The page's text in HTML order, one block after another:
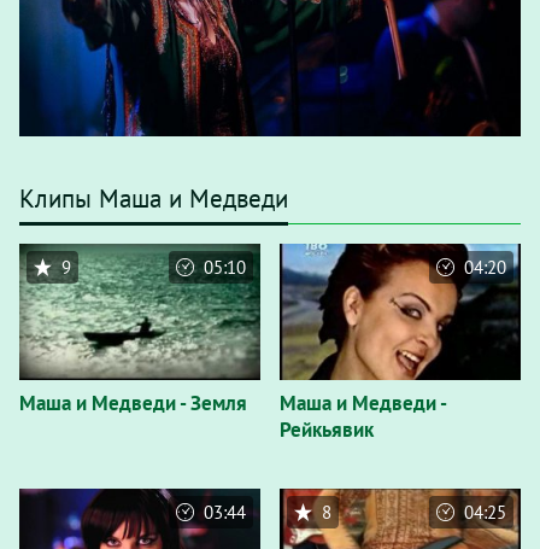
Клипы Маша и Медведи
Маша и Медведи - Земля
9 05:10
Маша и Медведи -
Рейкьявик
04:20
03:44 8 04:25